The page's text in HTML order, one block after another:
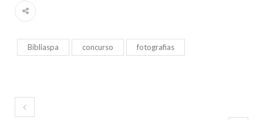
Bibliaspa concurso fotografias